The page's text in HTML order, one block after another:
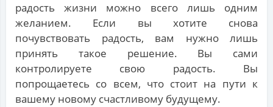
радость жизни можно всего лишь одним
желанием. Если вы хотите снова
почувствовать радость, вам нужно лишь
принять такое решение. Вы сами
контролируете свою радость. Вы
попрощаетесь со всем, что стоит на пути к
вашему новому счастливому будущему.